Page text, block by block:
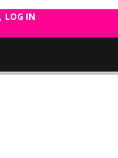
LOG IN